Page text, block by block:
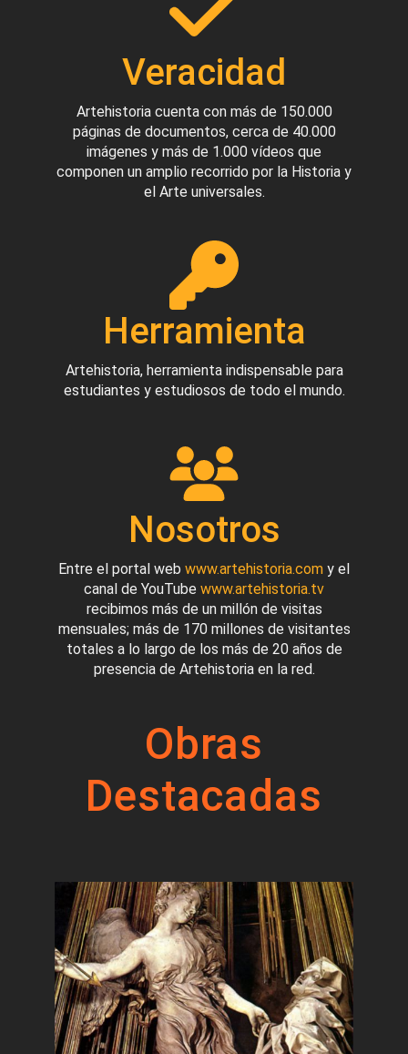
Veracidad
Artehistoria cuenta con más de 150.000
páginas de documentos, cerca de 40.000
imágenes y más de 1.000 vídeos que
componen un amplio recorrido por la Historia y
el Arte universales.
Herramienta
Artehistoria, herramienta indispensable para
estudiantes y estudiosos de todo el mundo.
Nosotros
Entre el portal web www.artehistoria.com y el
canal de YouTube www.artehistoria.tv
recibimos más de un millón de visitas
mensuales; más de 170 millones de visitantes
totales a lo largo de los más de 20 años de
presencia de Artehistoria en la red.
Obras
Destacadas